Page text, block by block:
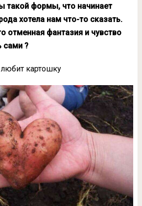
такой формы, что начинает
хотела нам что-то сказать.
отменная фантазия и чувство
сами ?
любит картошку